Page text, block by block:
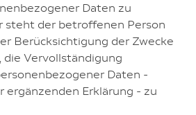
Daten zu
steht der betroffenen Person
Berücksichtigung der Zwecke
die Vervollständigung
Daten -
ergänzenden Erklärung - zu